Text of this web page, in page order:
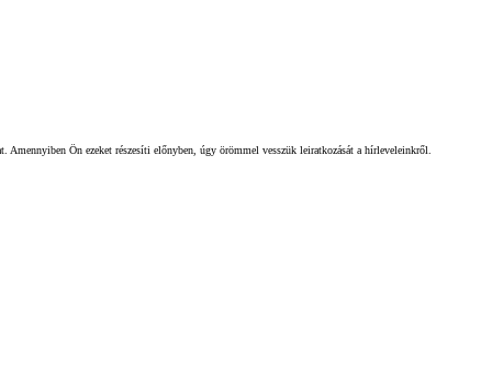
Ön ezeket részesíti előnyben, úgy örömmel vesszük leiratkozását a hírleveleinkről.